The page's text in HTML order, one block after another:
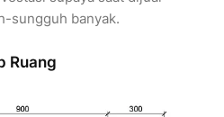
sungguh banyak.
Ruang